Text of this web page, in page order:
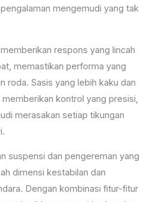
mengemudi yang tak
respons yang lincah
memastikan performa yang
roda. Sasis yang lebih kaku dan
kontrol yang presisi,
merasakan setiap tikungan
suspensi dan pengereman yang
dimensi kestabilan dan
Dengan kombinasi fitur-fitur